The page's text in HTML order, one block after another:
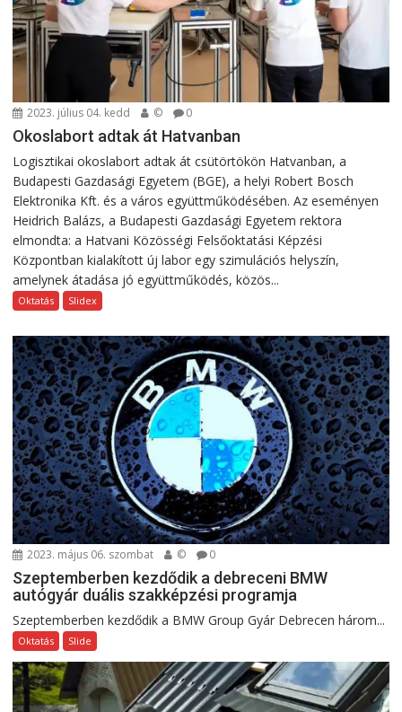
2023. július 04. kedd © 0
Okoslabort adtak át Hatvanban
Logisztikai okoslabort adtak át csütörtökön Hatvanban, a
Budapesti Gazdasági Egyetem (BGE), a helyi Robert Bosch
Elektronika Kft. és a város együttműködésében. Az eseményen
Heidrich Balázs, a Budapesti Gazdasági Egyetem rektora
elmondta: a Hatvani Közösségi Felsőoktatási Képzési
Központban kialakított új labor egy szimulációs helyszín,
amelynek átadása jó együttműködés, közös...
Oktatás Slidex
2023. május 06. szombat © 0
Szeptemberben kezdődik a debreceni BMW
autógyár duális szakképzési programja
Szeptemberben kezdődik a BMW Group Gyár Debrecen három...
Oktatás Slide